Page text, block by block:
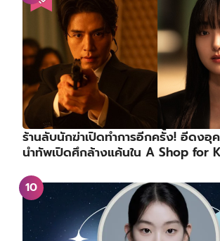
ร้านลับนักฆ่าเปิดทำการอีกครั้ง! อีดงอุ
นำทัพเปิดศึกล้างแค้นใน A Shop for